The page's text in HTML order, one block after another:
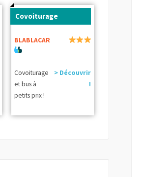
Covoiturage
BLABLACAR
Covoiturage
et bus à
petits prix !
> Découvrir
!